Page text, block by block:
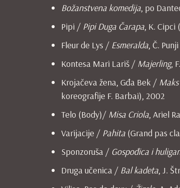
Božanstvena komedija, po
Pipi / Pipi Duga Čarapa, K. Cipci
Fleur de Lys / Esmeralda, Č.
Kontesa Mari Lariš / Majerling,
Krojačeva žena, Gđa Bek /
koreografije F. Barbai), 2002
Telo (Body)/ Misa Criola, Ariel
Varijacije / Pahita (Grand pas
Sponzoruša / Gospođica i
Druga učenica / Bal kadeta, J.